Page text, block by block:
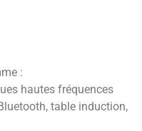
:
hautes fréquences
table induction,